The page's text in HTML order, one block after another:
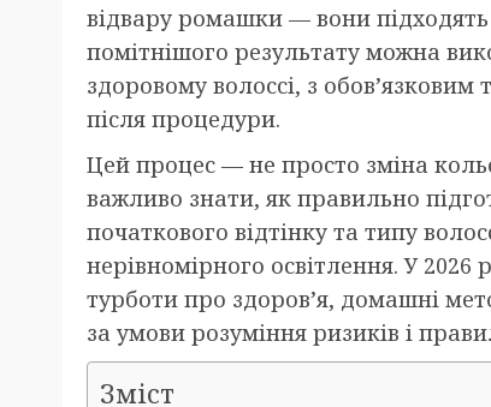
відвару ромашки — вони
помітнішого результату можна
здоровому волоссі, з
після процедури.
Цей процес — не просто зміна
важливо знати, як правильно
початкового відтінку та типу
нерівномірного освітлення. У 2026
турботи про здоров’я, домашні
за умови розуміння ризиків і
Зміст